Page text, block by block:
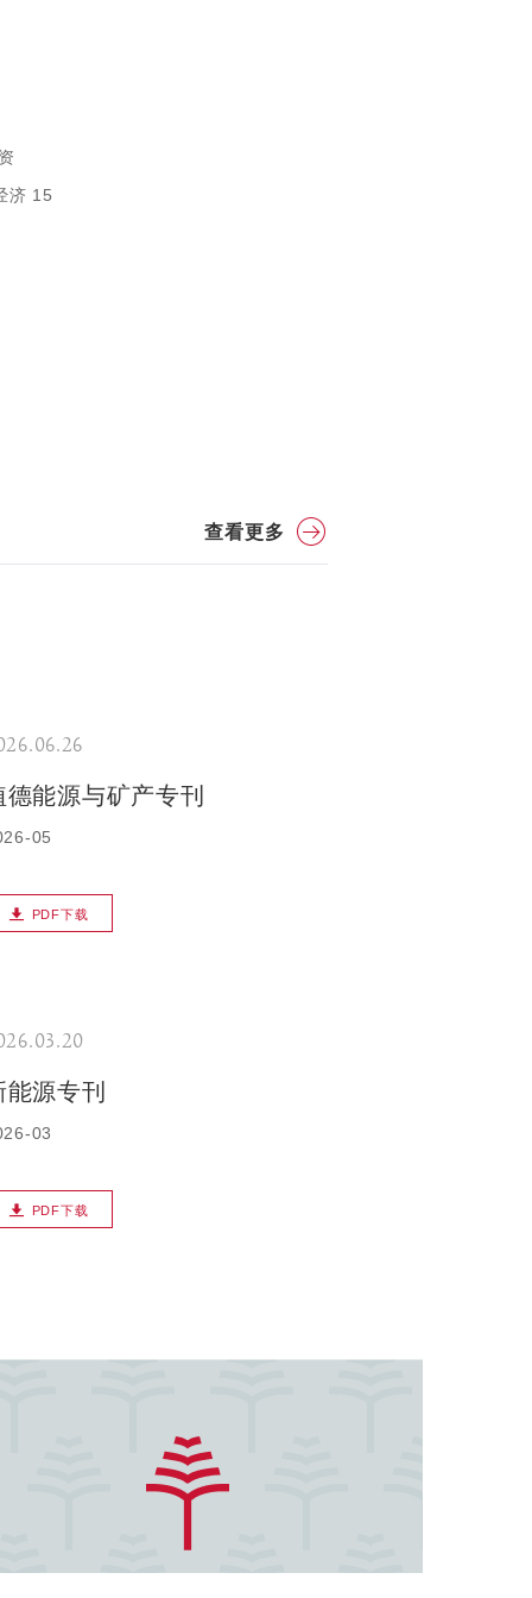
济 15
查看更多
德能源与矿产专刊
05
PDF下载
能源专刊
03
PDF下载